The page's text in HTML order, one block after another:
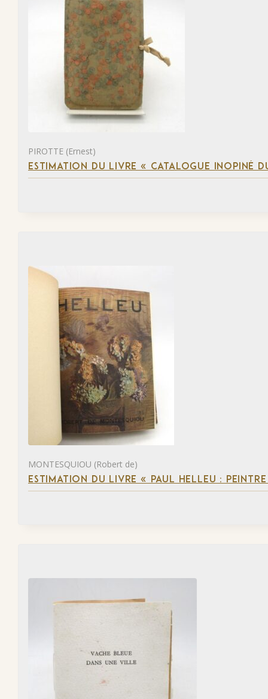
PIROTTE (Ernest)
ESTIMATION DU LIVRE « CATALOGUE INOPINÉ
MONTESQUIOU (Robert de)
ESTIMATION DU LIVRE « PAUL HELLEU :